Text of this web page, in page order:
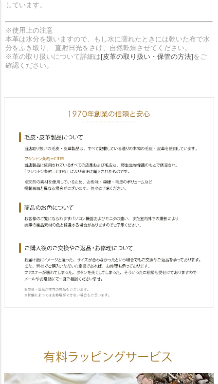
しています。
※使用上の注意
本革は水分を嫌いますので、もし水に濡れたときには乾いた布で水
分をふき取り、 直射日光をさけ、自然乾燥させてください。
※革の取り扱いについて詳細は[皮革の取り扱い・保管の方法]をご
確認ください。